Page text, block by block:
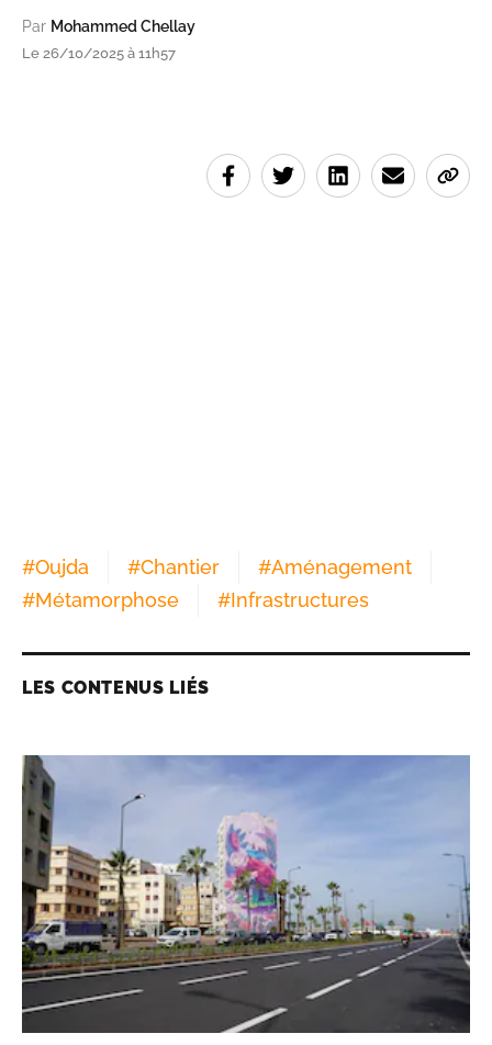
Par Mohammed Chellay
Le 26/10/2025 à 11h57
#Oujda #Chantier #Aménagement
#Métamorphose #Infrastructures
LES CONTENUS LIÉS